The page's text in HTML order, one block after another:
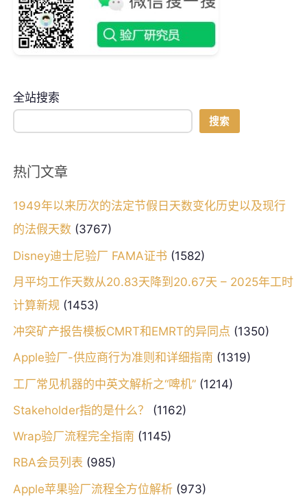
全站搜索
搜索
热门文章
1949年以来历次的法定节假日天数变化历史以及现行
的法假天数 (3767)
Disney迪士尼验厂 FAMA证书 (1582)
月平均工作天数从20.83天降到20.67天 – 2025年工时
计算新规(1453)
冲突矿产报告模板CMRT和EMRT的异同点 (1350)
Apple验厂-供应商行为准则和详细指南 (1319)
工厂常见机器的中英文解析之“啤机”(1214)
Stakeholder指的是什么？
(1162)
Wrap验厂流程完全指南 (1145)
RBA会员列表 (985)
Apple苹果验厂流程全方位解析(973)